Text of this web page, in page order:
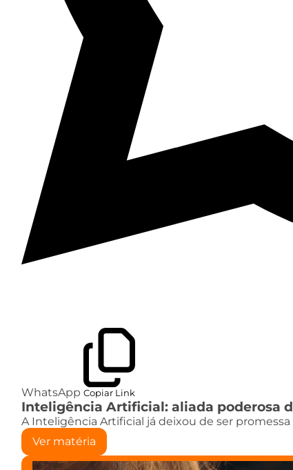
WhatsApp Copiar Link
Inteligência Artificial: aliada poderosa
A Inteligência Artificial já deixou de ser
Ver matéria